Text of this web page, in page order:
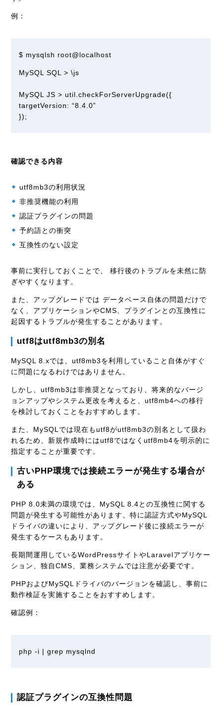
例：
$ mysqlsh root@localhost
MySQL SQL > \js
MySQL JS > util.checkForServerUpgrade({
targetVersion: “8.4.0”
});
確認できる内容
utf8mb3の利用状況
非推奨機能の利用
認証プラグインの問題
予約語との衝突
互換性のない設定
事前に実行しておくことで、 移行後のトラブルを未然に防
ぎやすくなります。
また、アップグレードでは データベース自体の問題だけで
なく、アプリケーションやCMS、プラグインとの互換性に
起因するトラブルが発生することがあります。
utf8はutf8mb3の別名
MySQL 8.xでは、utf8mb3を利用していること自体がすぐ
に問題になるわけではありません。
しかし、utf8mb3は非推奨となっており、将来的なバージ
ョンアップやシステム更改を考えると、utf8mb4への移行
を検討しておくことをおすすめします。
また、MySQLでは現在もutf8がutf8mb3の別名として扱わ
れるため、新規作成時にはutf8ではなくutf8mb4を明示的に
指定することが重要です。
古いPHP環境では接続エラーが発生する場合が
ある
PHP 8.0未満の環境では、MySQL 8.4との互換性に関する
問題が発生する可能性があります。特に認証方式やMySQL
ドライバの違いにより、アップグレード後に接続エラーが
発生するケースもあります。
長期間運用しているWordPressサイトやLaravelアプリケー
ション、独自CMS、業務システムでは注意が必要です。
PHPおよびMySQLドライバのバージョンを確認し、事前に
動作検証を実施することをおすすめします。
確認例：
php -i | grep mysqlnd
認証プラグインの互換性問題